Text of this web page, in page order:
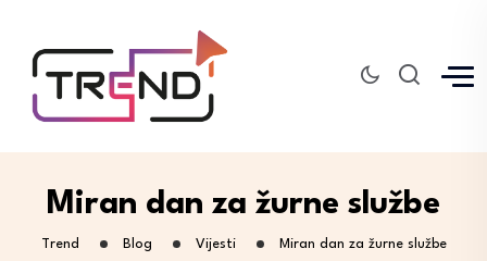
Miran dan za žurne službe
Trend Blog Vijesti Miran dan za žurne službe